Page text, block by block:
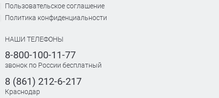
Пользовательское соглашение
Политика конфиденциальности
НАШИ ТЕЛЕФОНЫ
8-800-100-11-77
звонок по России бесплатный
8 (861) 212-6-217
Краснодар